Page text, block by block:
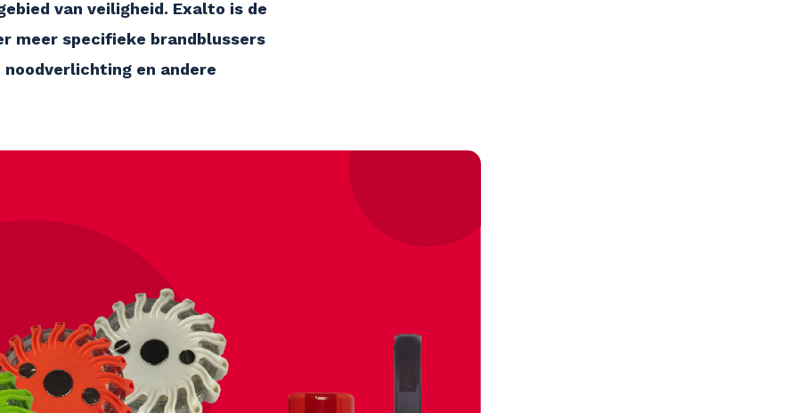
van veiligheid. Exalto is de
meer specifieke brandblussers
en andere